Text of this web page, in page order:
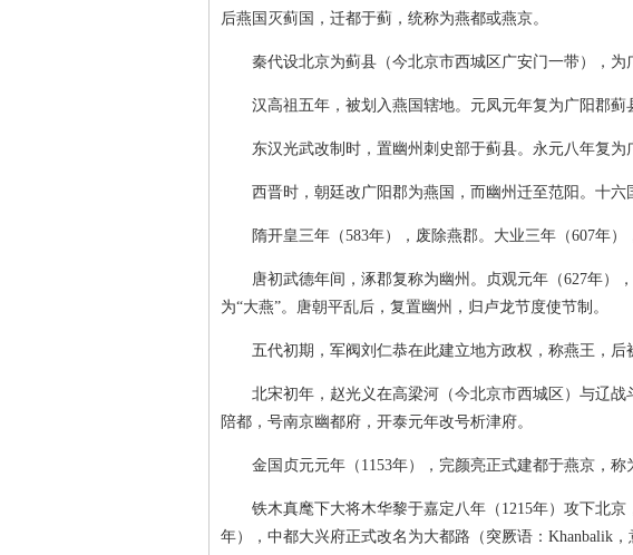
后燕国灭蓟国，迁都于蓟，统称为燕都或燕京。
秦代设北京为蓟县（今北京市西城区广安门一带），为
汉高祖五年，被划入燕国辖地。元凤元年复为广阳郡蓟
东汉光武改制时，置幽州刺史部于蓟县。永元八年复为
西晋时，朝廷改广阳郡为燕国，而幽州迁至范阳。十六
隋开皇三年（583年），废除燕郡。大业三年（607年）
唐初武德年间，涿郡复称为幽州。贞观元年（627年）
为“大燕”。唐朝平乱后，复置幽州，归卢龙节度使节制。
五代初期，军阀刘仁恭在此建立地方政权，称燕王，后
北宋初年，赵光义在高梁河（今北京市西城区）与辽战
陪都，号南京幽都府，开泰元年改号析津府。
金国贞元元年（1153年），完颜亮正式建都于燕京，称
铁木真麾下大将木华黎于嘉定八年（1215年）攻下北京
年），中都大兴府正式改名为大都路（突厥语：Khanbalik